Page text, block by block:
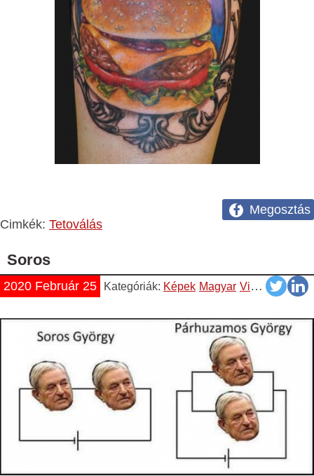
Megosztás
Cimkék: Tetoválás
Soros
2020 Február 25 Kategóriák: Képek Magyar Vicces